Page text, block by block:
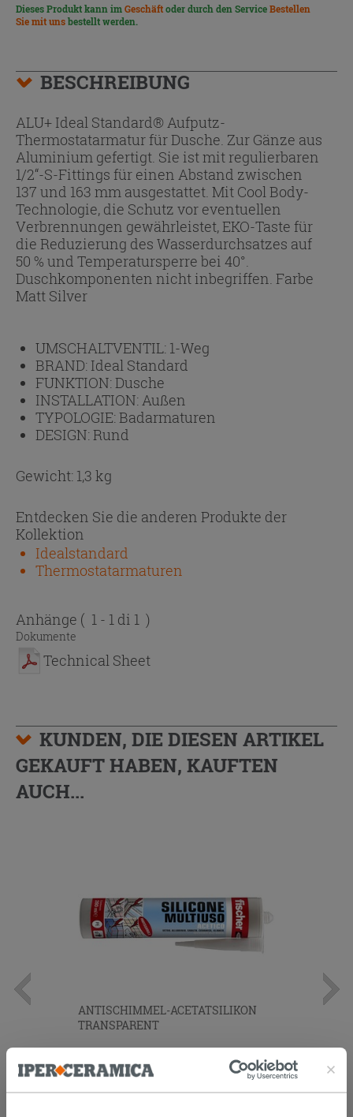
Dieses Produkt kann imGeschäftoder durch den ServiceBestellen
Sie mit unsbestellt werden.
BESCHREIBUNG
ALU+ Ideal Standard® Aufputz-
Thermostatarmatur für Dusche. Zur Gänze aus
Aluminium gefertigt. Sie ist mit regulierbaren
1/2“-S-Fittings für einen Abstand zwischen
137 und 163 mm ausgestattet. Mit Cool Body-
Technologie, die Schutz vor eventuellen
Verbrennungen gewährleistet, EKO-Taste für
die Reduzierung des Wasserdurchsatzes auf
50 % und Temperatursperre bei 40°.
Duschkomponenten nicht inbegriffen. Farbe
Matt Silver
UMSCHALTVENTIL: 1-Weg
BRAND: Ideal Standard
FUNKTION:Dusche
INSTALLATION:Außen
TYPOLOGIE:Badarmaturen
DESIGN:Rund
Gewicht: 1,3 kg
Entdecken Sie die anderen Produkte der
Kollektion
Idealstandard
Thermostatarmaturen
Anhänge ( 1 - 1 di 1 )
Dokumente
Technical Sheet
KUNDEN, DIE DIESEN ARTIKEL
GEKAUFT HABEN, KAUFTEN
AUCH...
ANTISCHIMMEL-ACETATSILIKON
TRANSPARENT
9,90 € /STK.